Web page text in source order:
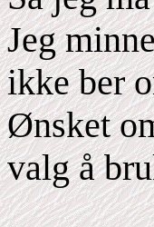
Jeg
ikke ber
Ønsket
valg å